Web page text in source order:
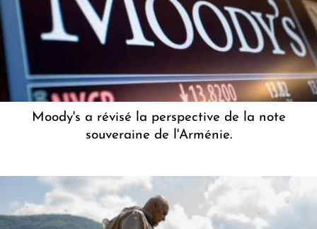
Moody's a révisé la perspective de la note
souveraine de l'Arménie.